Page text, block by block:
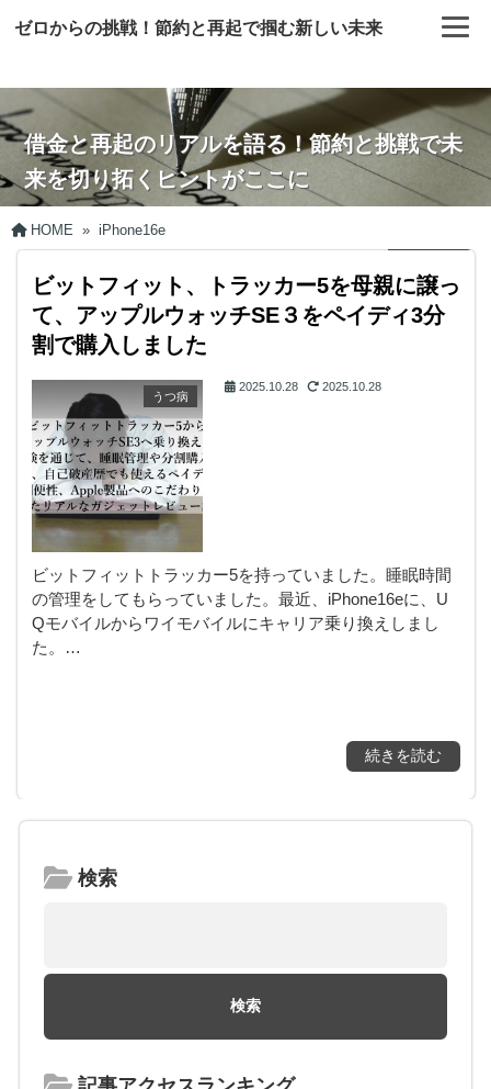
ゼロからの挑戦！節約と再起で掴む新しい未来
借金と再起のリアルを語る！節約と挑戦で未
来を切り拓くヒントがここに
HOME » iPhone16e
ビットフィット、トラッカー5を母親に譲っ
て、アップルウォッチSE３をペイディ3分
割で購入しました
うつ病
2025.10.28 2025.10.28
ビットフィットトラッカー5を持っていました。睡眠時間
の管理をしてもらっていました。最近、iPhone16eに、U
Qモバイルからワイモバイルにキャリア乗り換えしまし
た。…
続きを読む
検索